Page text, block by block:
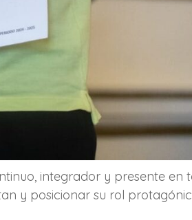
integrador y presente en
y posicionar su rol